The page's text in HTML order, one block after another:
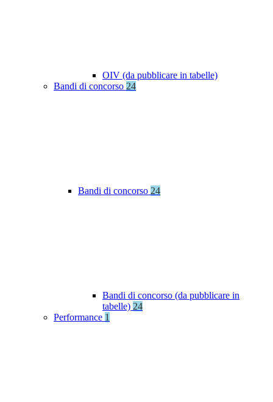
OIV (da pubblicare in tabelle)
Bandi di concorso 24
Bandi di concorso 24
Bandi di concorso (da pubblicare in
tabelle) 24
Performance 1